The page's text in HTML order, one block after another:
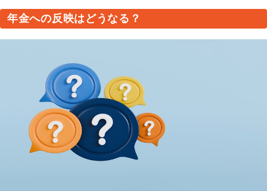
年金への反映はどうなる？